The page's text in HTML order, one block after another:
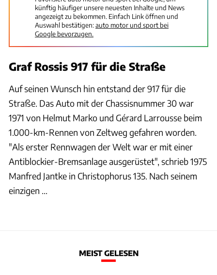
künftig häufiger unsere neuesten Inhalte und News
angezeigt zu bekommen. Einfach Link öffnen und
Auswahl bestätigen:auto motor und sport bei
Google bevorzugen.
Graf Rossis 917 für die Straße
Auf seinen Wunsch hin entstand der 917 für die
Straße. Das Auto mit der Chassisnummer 30 war
1971 von Helmut Marko und Gérard Larrousse beim
1.000-km-Rennen von Zeltweg gefahren worden.
"Als erster Rennwagen der Welt war er mit einer
Antiblockier-Bremsanlage ausgerüstet", schrieb 1975
Manfred Jantke in Christophorus 135. Nach seinem
einzigen ...
MEIST GELESEN